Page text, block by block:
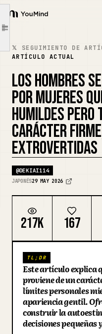
YouMind
Resumen
Casos de uso
Habilidades
Prompts
Precios
Actualizaciones
Article outline
Tener claro
Se trata de aprender poco a
si tienes
este "núcleo invisible".
"Confianza invisible"
𝕏 SEGUIMIENTO DE
ARTÍCULO ACTUAL
LOS HOMBRES
POR MUJERES
HUMILDES PERO
CARÁCTER
EXTROVERTIDAS
@DEKIAI114
JAPONÉS29 MAY 2026
217K 167
TL;DR
Este artículo explica
proviene de un
límites personales
apariencia gentil.
construir la
decisiones pequeñas